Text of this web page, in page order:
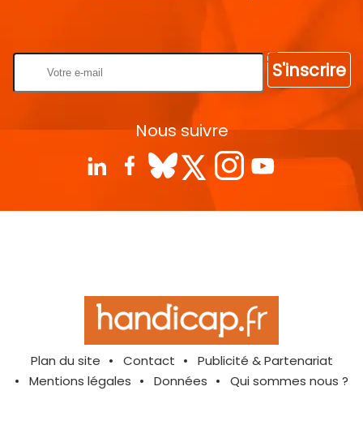
S'inscrire
Nous suivre
Plan du site Contact
Publicité & Partenariat
Mentions légales
Données Qui sommes nous ?